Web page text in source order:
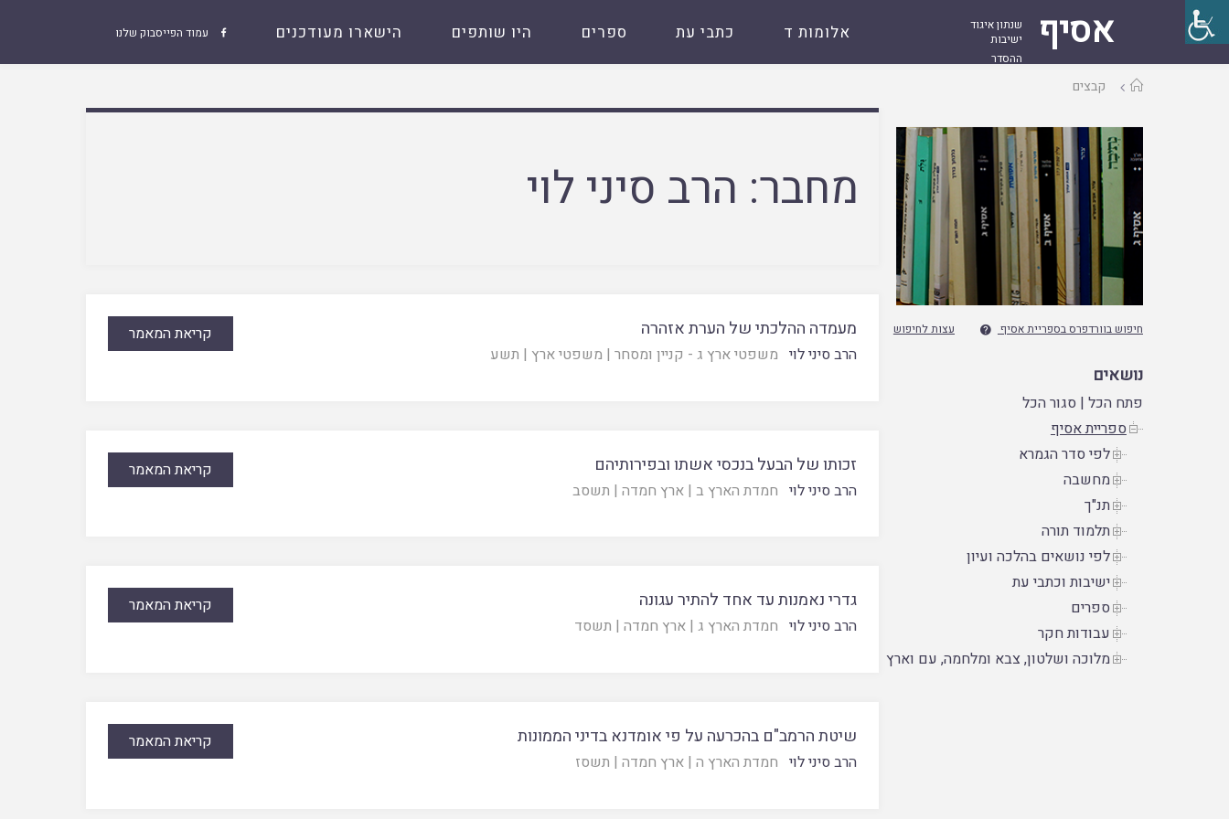
אסיף
שנתון איגוד
ישיבות
ההסדר
 עמוד הפייסבוק שלנו אלומות ד כתבי עת ספרים היו שותפים הישארו מעודכנים
עמודקבצים
חיפוש בוורדפרס בספריית אסיף  עצות לחיפוש
נושאים
פתח הכל |סגור הכל
ספריית אסיף
לפי סדר הגמרא
מחשבה
תנ"ך
תלמוד תורה
לפי נושאים בהלכה ועיון
ישיבות וכתבי עת
ספרים
עבודות חקר
מלוכה ושלטון, צבא ומלחמה, עם וארץ
מחבר: הרב סיני לוי
מעמדה ההלכתי של הערת אזהרה
הרב סיני לוי משפטי ארץ ג - קניין ומסחר | משפטי ארץ | תשע
קריאת המאמר
זכותו של הבעל בנכסי אשתו ובפירותיהם
הרב סיני לוי חמדת הארץ ב |ארץ חמדה | תשסב
קריאת המאמר
גדרי נאמנות עד אחד להתיר עגונה
הרב סיני לוי חמדת הארץ ג |ארץ חמדה | תשסד
קריאת המאמר
שיטת הרמב"ם בהכרעה על פי אומדנא בדיני הממונות
הרב סיני לוי חמדת הארץ ה |ארץ חמדה | תשסז
קריאת המאמר